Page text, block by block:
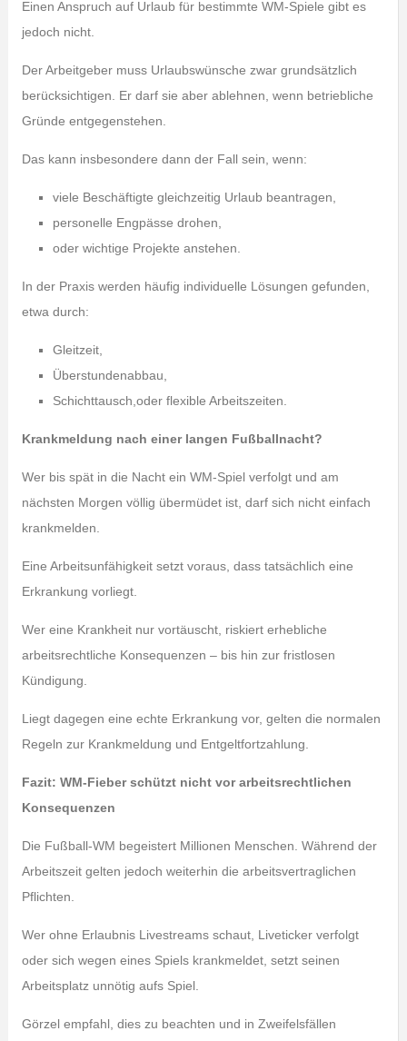
Einen Anspruch auf Urlaub für bestimmte WM-Spiele gibt es
jedoch nicht.
Der Arbeitgeber muss Urlaubswünsche zwar grundsätzlich
berücksichtigen. Er darf sie aber ablehnen, wenn betriebliche
Gründe entgegenstehen.
Das kann insbesondere dann der Fall sein, wenn:
viele Beschäftigte gleichzeitig Urlaub beantragen,
personelle Engpässe drohen,
oder wichtige Projekte anstehen.
In der Praxis werden häufig individuelle Lösungen gefunden,
etwa durch:
Gleitzeit,
Überstundenabbau,
Schichttausch,oder flexible Arbeitszeiten.
Krankmeldung nach einer langen Fußballnacht?
Wer bis spät in die Nacht ein WM-Spiel verfolgt und am
nächsten Morgen völlig übermüdet ist, darf sich nicht einfach
krankmelden.
Eine Arbeitsunfähigkeit setzt voraus, dass tatsächlich eine
Erkrankung vorliegt.
Wer eine Krankheit nur vortäuscht, riskiert erhebliche
arbeitsrechtliche Konsequenzen – bis hin zur fristlosen
Kündigung.
Liegt dagegen eine echte Erkrankung vor, gelten die normalen
Regeln zur Krankmeldung und Entgeltfortzahlung.
Fazit: WM-Fieber schützt nicht vor arbeitsrechtlichen
Konsequenzen
Die Fußball-WM begeistert Millionen Menschen. Während der
Arbeitszeit gelten jedoch weiterhin die arbeitsvertraglichen
Pflichten.
Wer ohne Erlaubnis Livestreams schaut, Liveticker verfolgt
oder sich wegen eines Spiels krankmeldet, setzt seinen
Arbeitsplatz unnötig aufs Spiel.
Görzel empfahl, dies zu beachten und in Zweifelsfällen